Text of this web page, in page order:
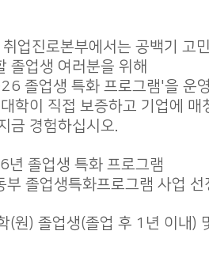
업진로본부에서는 공백기 고
졸업생 여러분을 위해
졸업생 특화 프로그램'을 운
학이 직접 보증하고 기업에 매
금 경험하십시오.
졸업생 특화 프로그램
졸업생특화프로그램 사업 선
(원) 졸업생(졸업 후 1년 이내)